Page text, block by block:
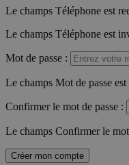
Le champs Téléphone est
Le champs Téléphone est
Mot de passe :
Le champs Mot de passe est
Confirmer le mot de passe :
Le champs Confirmer le
Créer mon compte